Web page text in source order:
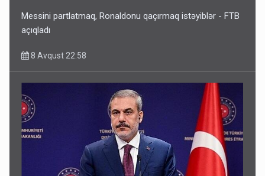
Messini partlatmaq, Ronaldonu qaçırmaq istəyiblər - FTB
açıqladı
8 Avqust 22:58